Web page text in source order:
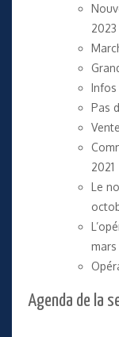
2023
Infos
Pas
2021
Le
mars
Agenda de la